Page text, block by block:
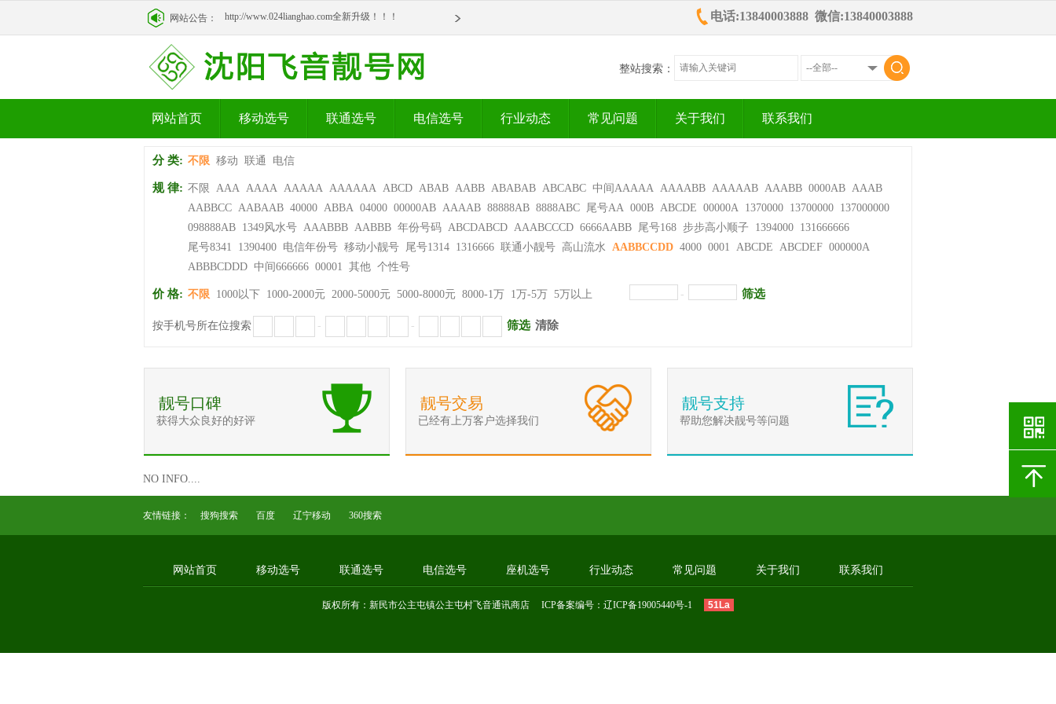
网站公告： http://www.024lianghao.com全新升级！！！ 电话:13840003888 微信:13840003888
整站搜索：
网站首页 移动选号 联通选号 电信选号 行业动态 常见问题 关于我们 联系我们
分 类: 不限 移动 联通 电信
规 律: 不限 AAA AAAA AAAAA AAAAAA ABCD ABAB AABB ABABAB ABCABC 中间AAAAA AAAABB AAAAAB AAABB 0000AB AAAB
AABBCC AABAAB 40000 ABBA 04000 00000AB AAAAB 88888AB 8888ABC 尾号AA 000B ABCDE 00000A 1370000 13700000 137000000
098888AB 1349风水号 AAABBB AABBB 年份号码 ABCDABCD AAABCCCD 6666AABB 尾号168 步步高小顺子 1394000 131666666
尾号8341
1390400 电信年份号 移动小靓号 尾号1314 1316666 联通小靓号 高山流水 AABBCCDD 4000 0001 ABCDE ABCDEF 000000A
ABBBCDDD 中间666666 00001 其他 个性号
价 格: 不限 1000以下 1000-2000元 2000-5000元 5000-8000元 8000-1万 1万-5万 5万以上 - 筛选
按手机号所在位搜索 - - 筛选 清除
靓号口碑
获得大众良好的好评
靓号交易
已经有上万客户选择我们
靓号支持
帮助您解决靓号等问题
NO INFO....
友情链接： 搜狗搜索 百度 辽宁移动 360搜索
网站首页 移动选号 联通选号 电信选号 座机选号 行业动态 常见问题 关于我们 联系我们
版权所有：新民市公主屯镇公主屯村飞音通讯商店 ICP备案编号： 辽ICP备19005440号-1 51La